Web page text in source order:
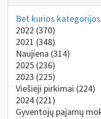
Bet kurios kategorijos
2022 (370)
2021 (348)
Naujiena (314)
2025 (236)
2023 (225)
Viešieji pirkimai (224)
2024 (221)
Gyventojų pajamų